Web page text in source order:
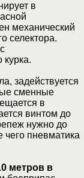
в
механический
селектора.
задействуется
сменные
в
винтом до
нужно до
чего пневматика
метров в